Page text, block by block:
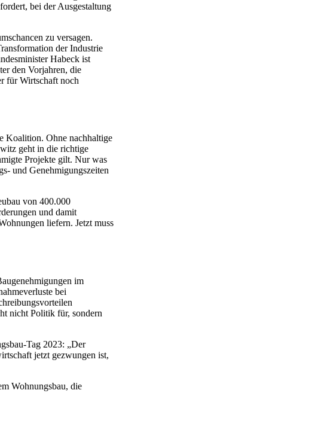
bei der Ausgestaltung
zu versagen.
der Industrie
Habeck ist
den Vorjahren, die
für Wirtschaft noch
Koalition. Ohne nachhaltige
geht in die richtige
Projekte gilt. Nur was
und Genehmigungszeiten
von 400.000
und damit
liefern. Jetzt muss
im
bei
nicht Politik für, sondern
Tag 2023: „Der
jetzt gezwungen ist,
Wohnungsbau, die